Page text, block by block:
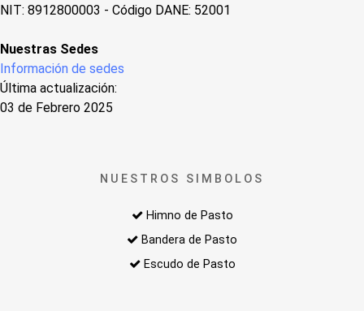
NIT: 8912800003 - Código DANE: 52001
Nuestras Sedes
Información de sedes
Última actualización:
03 de Febrero 2025
NUESTROS SIMBOLOS
Himno de Pasto
Bandera de Pasto
Escudo de Pasto